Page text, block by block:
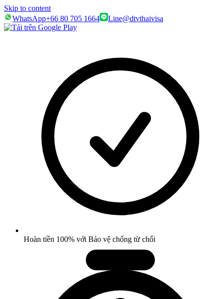
Skip to content
WhatsApp+66 80 705 1664 Line@dtvthaivisa
Hoàn tiền 100% với Bảo vệ chống từ chối